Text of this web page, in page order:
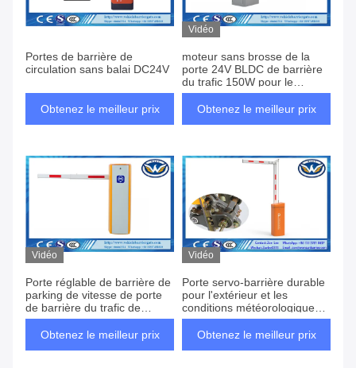
Portes de barrière de
circulation sans balai DC24V
Obtenez le meilleur prix
Vidéo
moteur sans brosse de la
porte 24V BLDC de barrière
du trafic 150W pour le
contrôle de véhicule
Obtenez le meilleur prix
Vidéo
Porte réglable de barrière de
parking de vitesse de porte
de barrière du trafic de
lumière de LED
Obtenez le meilleur prix
Vidéo
Porte servo-barrière durable
pour l'extérieur et les
conditions météorologiques
extrêmes
Obtenez le meilleur prix